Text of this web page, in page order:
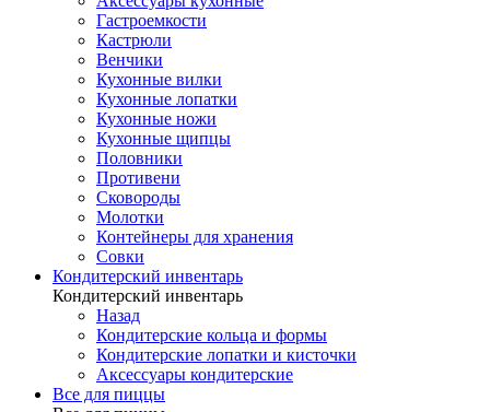
Гастроемкости
Кастрюли
Венчики
Кухонные вилки
Кухонные лопатки
Кухонные ножи
Кухонные щипцы
Половники
Противени
Сковороды
Молотки
Контейнеры для хранения
Совки
Кондитерский инвентарь
Кондитерский инвентарь
Назад
Кондитерские кольца и формы
Кондитерские лопатки и кисточки
Аксессуары кондитерские
Все для пиццы